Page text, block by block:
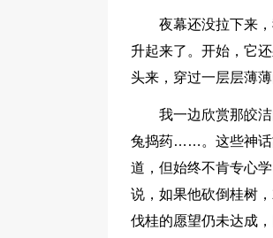
夜幕还没拉下来
升起来了。开始，它
头来，穿过一层层薄
我一边欣赏那皎
兔捣药……。这些神话
道，但始终不肯专心
说，如果他砍倒桂树
伐桂的愿望仍未达成